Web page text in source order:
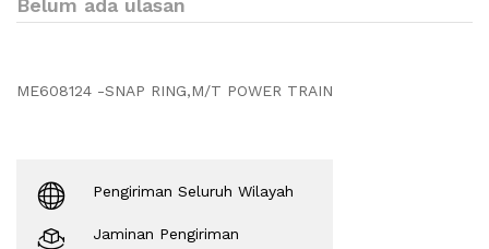
Belum ada ulasan
ME608124 -SNAP RING,M/T POWER TRAIN
Pengiriman Seluruh Wilayah
Jaminan Pengiriman